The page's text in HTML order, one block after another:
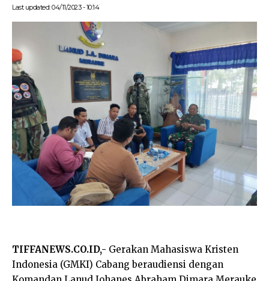
Last updated: 04/11/2023 - 10:14
TIFFANEWS.CO.ID,- Gerakan Mahasiswa Kristen
Indonesia (GMKI) Cabang beraudiensi dengan